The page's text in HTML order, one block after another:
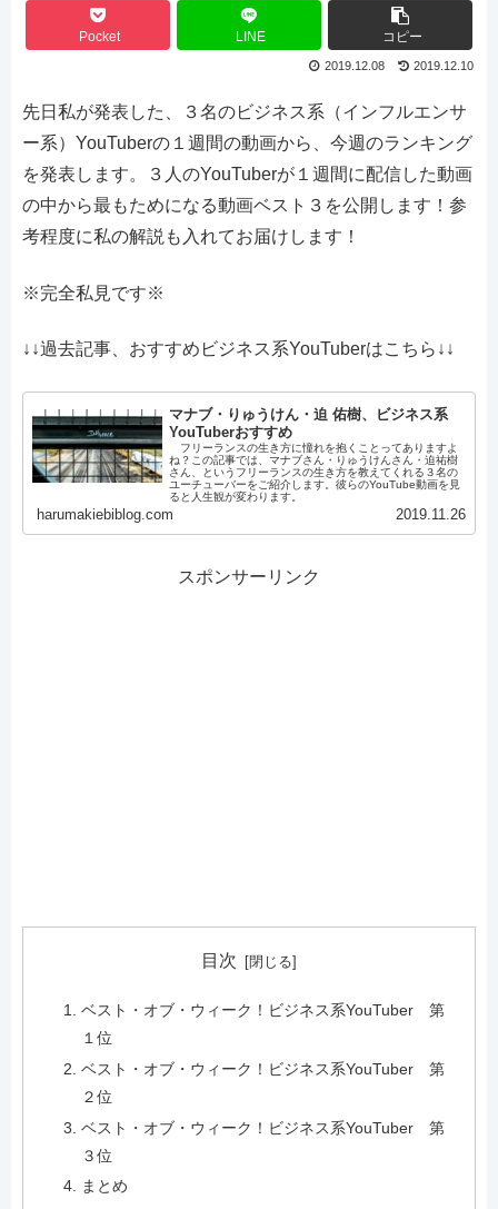
Pocket LINE コピー
2019.12.10
2019.12.08
先日私が発表した、３名のビジネス系（インフルエンサ
ー系）YouTuberの１週間の動画から、今週のランキング
を発表します。３人のYouTuberが１週間に配信した動画
の中から最もためになる動画ベスト３を公開します！参
考程度に私の解説も入れてお届けします！
※完全私見です※
↓↓過去記事、おすすめビジネス系YouTuberはこちら↓↓
マナブ・りゅうけん・迫 佑樹、ビジネス系
YouTuberおすすめ
フリーランスの生き方に憧れを抱くことってありますよ
ね？この記事では、マナブさん・りゅうけんさん・迫祐樹
さん、というフリーランスの生き方を教えてくれる３名の
ユーチューバーをご紹介します。彼らのYouTube動画を見
ると人生観が変わります。
harumakiebiblog.com 2019.11.26
スポンサーリンク
目次
ベスト・オブ・ウィーク！ビジネス系YouTuber 第
１位
ベスト・オブ・ウィーク！ビジネス系YouTuber 第
２位
ベスト・オブ・ウィーク！ビジネス系YouTuber 第
３位
まとめ